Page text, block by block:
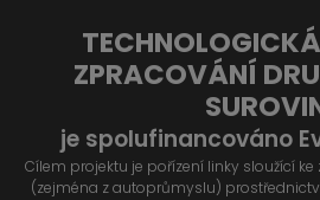
ZPRACOVÁNÍ
je spolufinancováno
Cílem projektu je pořízení linky sloužící
(zejména z autoprůmyslu)